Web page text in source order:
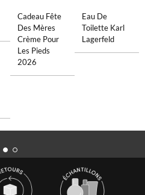
Cadeau Fête
Des Mères
Crème Pour
Les Pieds
2026
Eau De
Toilette Karl
Lagerfeld